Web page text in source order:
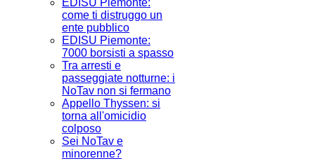
come ti distruggo un
ente pubblico
EDISU Piemonte:
7000 borsisti a spasso
Tra arresti e
passeggiate notturne: i
NoTav non si fermano
Appello Thyssen: si
torna all'omicidio
colposo
Sei NoTav e
minorenne?